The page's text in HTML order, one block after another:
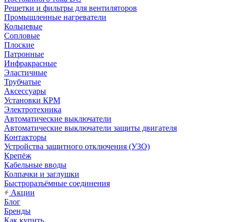
Решетки и фильтры для вентиляторов
Промышленные нагреватели
Кольцевые
Сопловые
Плоские
Патронные
Инфракрасные
Эластичные
Трубчатые
Аксессуары
Установки КРМ
Электротехника
Автоматические выключатели
Автоматические выключатели защиты двигателя
Контакторы
Устройства защитного отключения (УЗО)
Крепёж
Кабельные вводы
Колпачки и заглушки
Быстроразъёмные соединения
Акции
Блог
Бренды
Как купить